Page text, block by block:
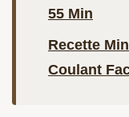
55 Min
Recette
Coulant